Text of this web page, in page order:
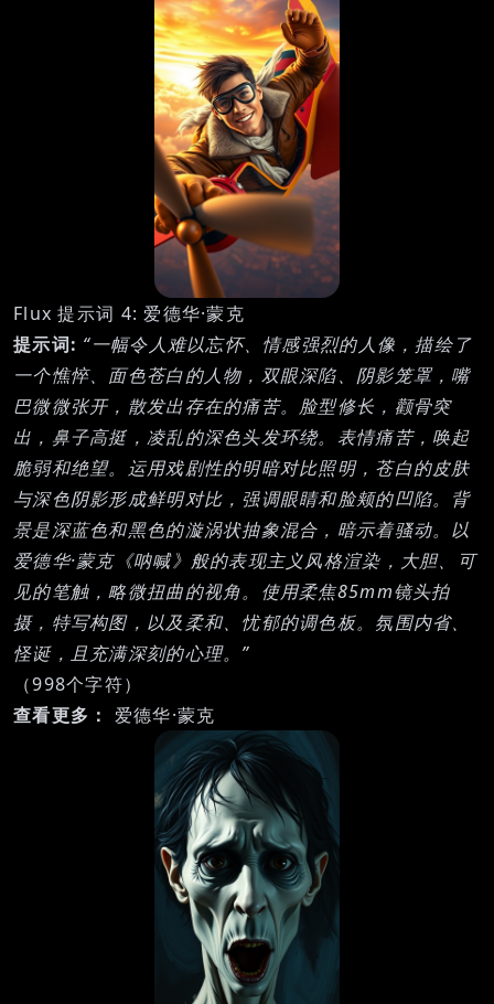
Flux 提示词 4: 爱德华·蒙克
提示词: “一幅令人难以忘怀、情感强烈的人像，描绘了
一个憔悴、面色苍白的人物，双眼深陷、阴影笼罩，嘴
巴微微张开，散发出存在的痛苦。脸型修长，颧骨突
出，鼻子高挺，凌乱的深色头发环绕。表情痛苦，唤起
脆弱和绝望。运用戏剧性的明暗对比照明，苍白的皮肤
与深色阴影形成鲜明对比，强调眼睛和脸颊的凹陷。背
景是深蓝色和黑色的漩涡状抽象混合，暗示着骚动。以
爱德华·蒙克《呐喊》般的表现主义风格渲染，大胆、可
见的笔触，略微扭曲的视角。使用柔焦85mm镜头拍
摄，特写构图，以及柔和、忧郁的调色板。氛围内省、
怪诞，且充满深刻的心理。”
（998个字符）
查看更多： 爱德华·蒙克